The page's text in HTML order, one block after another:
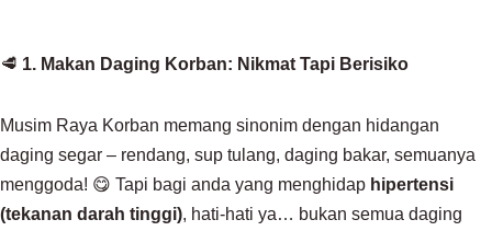
🥩 1. Makan Daging Korban: Nikmat Tapi Berisiko
Musim Raya Korban memang sinonim dengan hidangan
daging segar – rendang, sup tulang, daging bakar, semuanya
menggoda! 😋 Tapi bagi anda yang menghidap hipertensi
(tekanan darah tinggi), hati-hati ya… bukan semua daging